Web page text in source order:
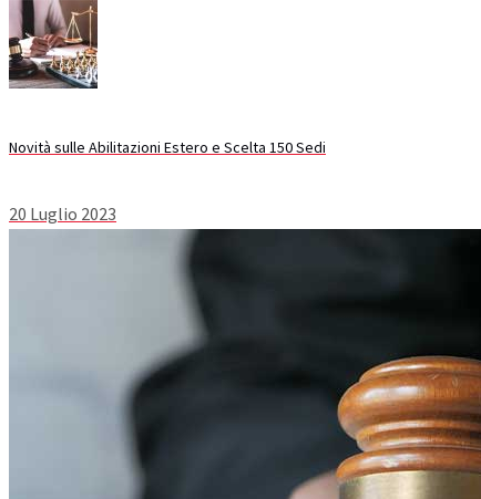
Novità sulle Abilitazioni Estero e Scelta 150 Sedi
20 Luglio 2023